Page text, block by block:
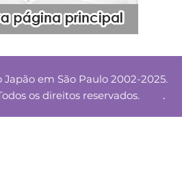
em São Paulo 2002-2025.
os direitos reservados.
.